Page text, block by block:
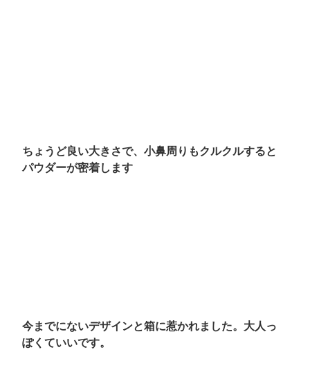
ちょうど良い大きさで、小鼻周りもクルクルすると
パウダーが密着します
今までにないデザインと箱に惹かれました。大人っ
ぽくていいです。